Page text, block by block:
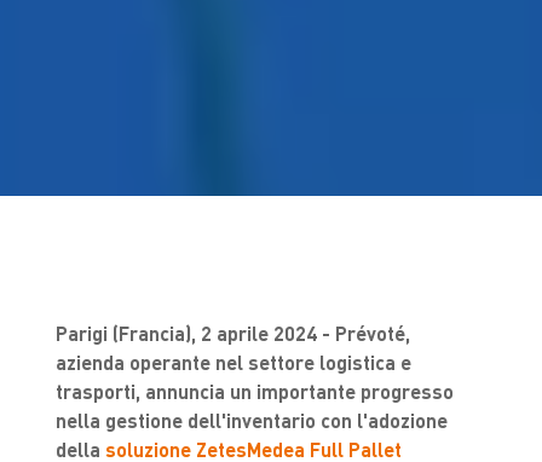
Parigi (Francia), 2 aprile 2024 - Prévoté,
azienda operante nel settore logistica e
trasporti, annuncia un importante progresso
nella gestione dell'inventario con l'adozione
della soluzione ZetesMedea Full Pallet